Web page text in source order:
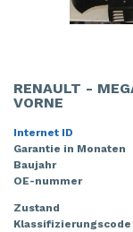
RENAULT -
ORNE
Internet ID
Garantie in Monaten
Baujahr
OE-nummer
Zustand
Klassifizierungscode